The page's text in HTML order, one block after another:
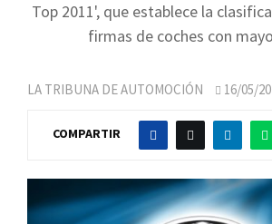
Top 2011', que establece la
firmas de coches con
LA TRIBUNA DE AUTOMOCIÓN 16/05/
COMPARTIR